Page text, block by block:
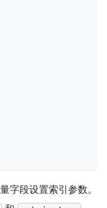
字段设置索引参数。